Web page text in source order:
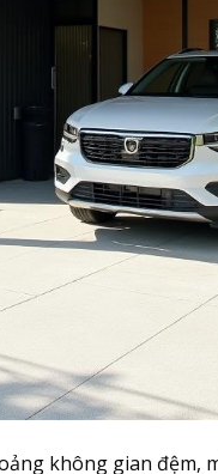
không gian đệm,